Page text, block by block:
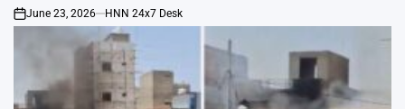
on
June 23, 2026 HNN 24x7 Desk